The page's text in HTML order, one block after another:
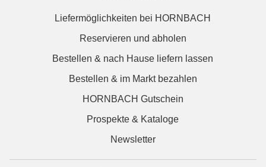
Liefermöglichkeiten bei HORNBACH
Reservieren und abholen
Bestellen & nach Hause liefern lassen
Bestellen & im Markt bezahlen
HORNBACH Gutschein
Prospekte & Kataloge
Newsletter